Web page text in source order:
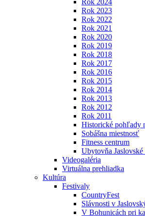
Rok 2024
Rok 2023
Rok 2022
Rok 2021
Rok 2020
Rok 2019
Rok 2018
Rok 2017
Rok 2016
Rok 2015
Rok 2014
Rok 2013
Rok 2012
Rok 2011
Historické pohľady
Sobášna miestnosť
Fitness centrum
Ubytovňa
Videogaléria
Virtuálna prehliadka
Kultúra
Festivaly
CountryFest
Slávnosti v
V Bohunicách pri